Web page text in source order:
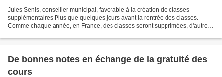
Jules Senis, conseiller municipal, favorable à la création de classes
supplémentaires Plus que quelques jours avant la rentrée des classes.
Comme chaque année, en France, des classes seront supprimées, d'autres
De bonnes notes en échange de la gratuité des
cours